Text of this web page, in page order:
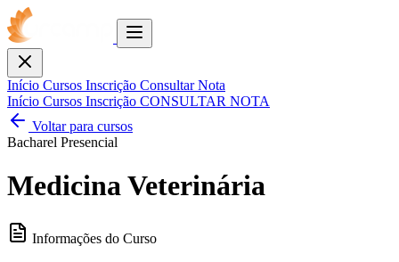
Toggle
Fechar
Início Cursos Inscrição Consultar Nota
Início Cursos Inscrição CONSULTAR NOTA
Voltar para cursos
Bacharel Presencial
Medicina Veterinária
Informações do Curso